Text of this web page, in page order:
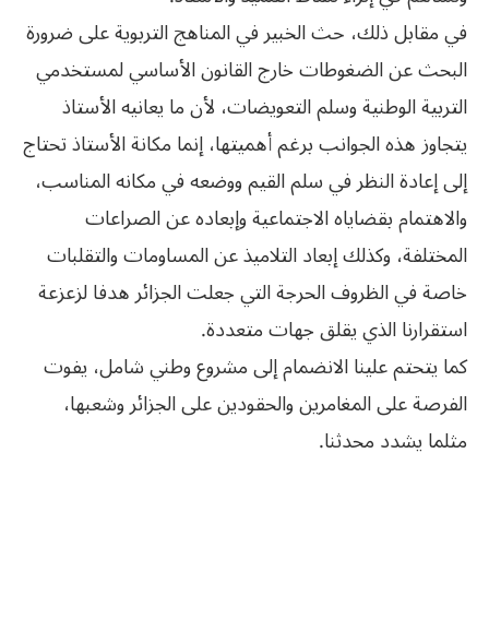
في مقابل ذلك، حث الخبير في المناهج التربوية على ضرورة
البحث عن الضغوطات خارج القانون الأساسي لمستخدمي
التربية الوطنية وسلم التعويضات، لأن ما يعانيه الأستاذ
يتجاوز هذه الجوانب برغم أهميتها، إنما مكانة الأستاذ تحتاج
إلى إعادة النظر في سلم القيم ووضعه في مكانه المناسب،
والاهتمام بقضاياه الاجتماعية وإبعاده عن الصراعات
المختلفة، وكذلك إبعاد التلاميذ عن المساومات والتقلبات
خاصة في الظروف الحرجة التي جعلت الجزائر هدفا لزعزعة
استقرارنا الذي يقلق جهات متعددة.
كما يتحتم علينا الانضمام إلى مشروع وطني شامل، يفوت
الفرصة على المغامرين والحقودين على الجزائر وشعبها،
مثلما يشدد محدثنا.